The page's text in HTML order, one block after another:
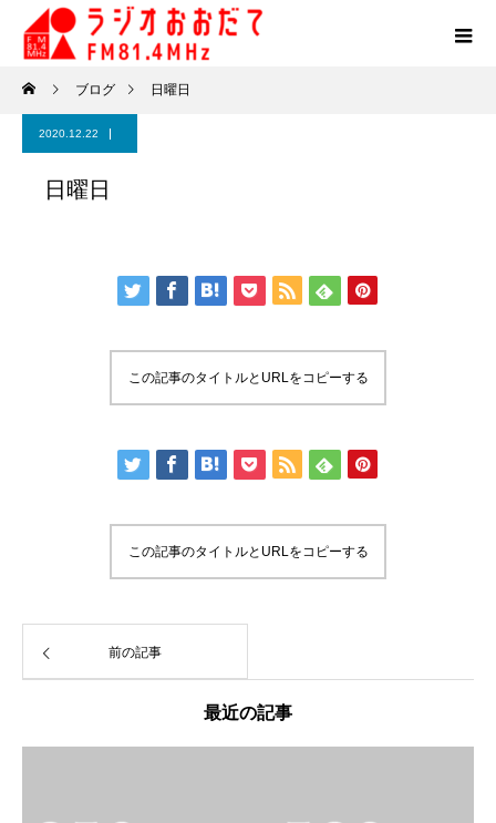
ブログ 日曜日
2020.12.22
日曜日
この記事のタイトルとURLをコピーする
この記事のタイトルとURLをコピーする
前の記事
最近の記事